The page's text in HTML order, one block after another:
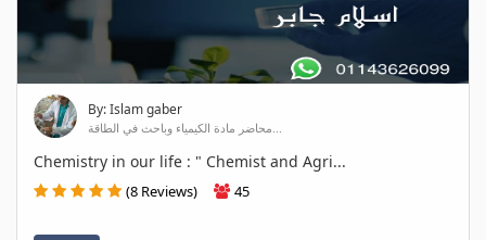
By: Islam gaber
محاضر مادة الكيمياء وباحث في الطاقة...
Chemistry in our life : " Chemist and Agri...
(8 Reviews) 45